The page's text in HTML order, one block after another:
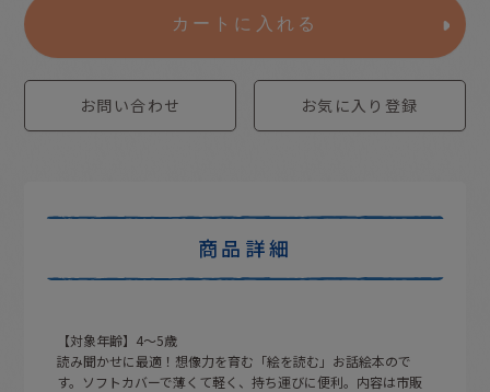
カートに入れる
お問い合わせ お気に入り登録
商品詳細
【対象年齢】4〜5歳
読み聞かせに最適！想像力を育む「絵を読む」お話絵本ので
す。ソフトカバーで薄くて軽く、持ち運びに便利。内容は市販